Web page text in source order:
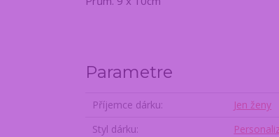
Parametre
Příjemce dárku
Jen ženy
Styl dárku